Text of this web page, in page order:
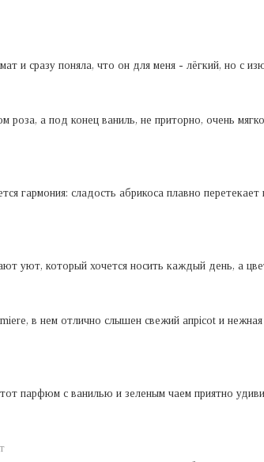
и сразу поняла, что он для меня - лёгкий, но с
роза, а под конец ваниль, не приторно, очень
гармония: сладость абрикоса плавно
уют, который хочется носить каждый день, а
в нем отлично слышен свежий апрicot и
парфюм с ванилью и зеленым чаем приятно